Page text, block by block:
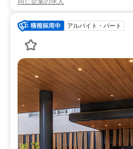
アルバイト・パート